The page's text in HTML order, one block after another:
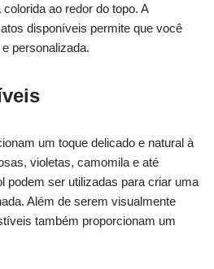
ao redor do topo. A
disponíveis permite que você
personalizada.
um toque delicado e natural à
violetas, camomila e até
podem ser utilizadas para criar uma
Além de serem visualmente
também proporcionam um